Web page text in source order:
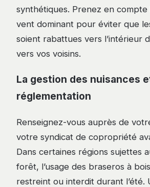
synthétiques. Prenez en compte
vent dominant pour éviter que
soient rabattues vers l’intérieur
vers vos voisins.
La gestion des nuisances
réglementation
Renseignez-vous auprès de
votre syndicat de copropriété
Dans certaines régions sujettes
forêt, l’usage des braseros à
restreint ou interdit durant l’été.